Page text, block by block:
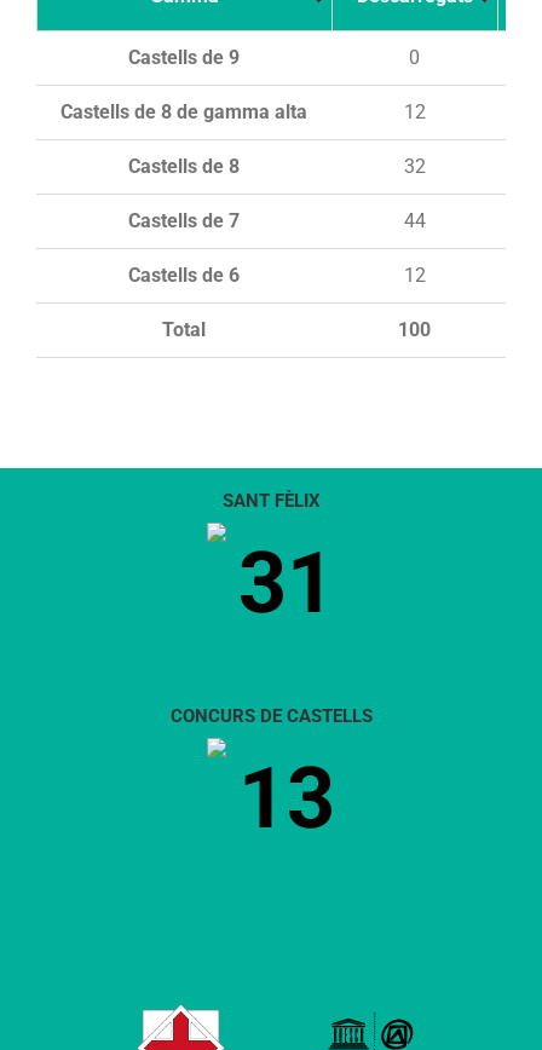
Total 100
Castells de 9 0
Castells de 8 de gamma alta 12
Castells de 8 32
Castells de 7 44
Castells de 6 12
SANT FÈLIX
31
CONCURS DE CASTELLS
13